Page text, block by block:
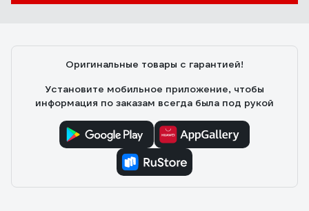
сохраняет запястья от растяжения на больших
подготовить стену под покраску за 2 слоя (шитрока)
Оригинальные товары с гарантией!
Установите мобильное приложение, чтобы
информация по заказам всегда была под рукой